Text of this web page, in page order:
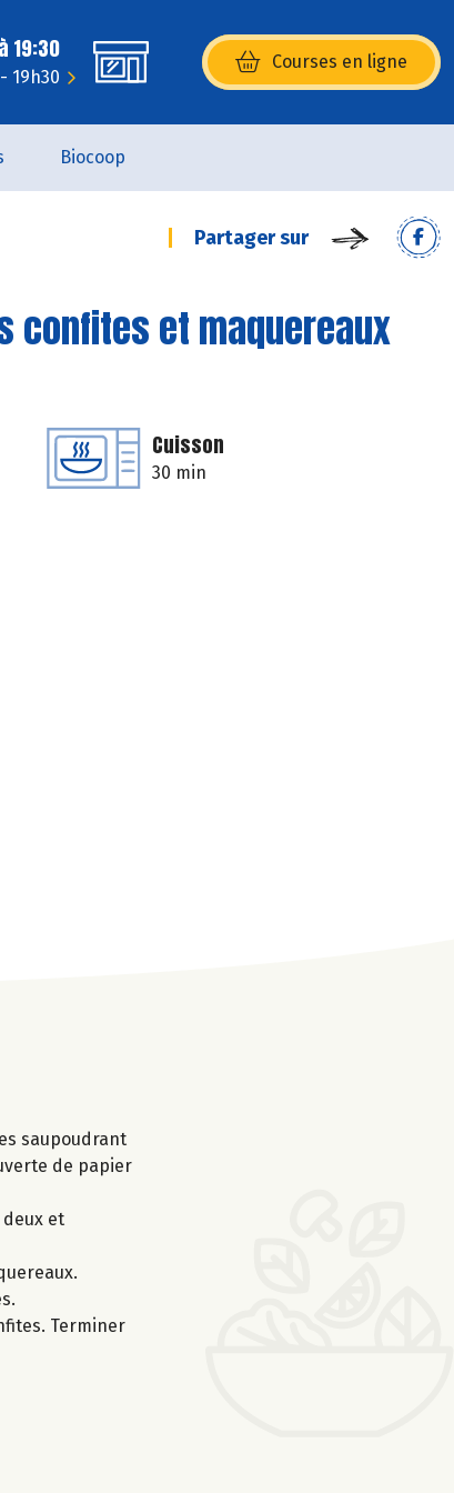
19:30
19h30
Courses en ligne
(s’ouvre dans une nouvelle
Biocoop
Partager sur
confites et maquereaux
Cuisson
30 min
saupoudrant
de papier
et
Terminer